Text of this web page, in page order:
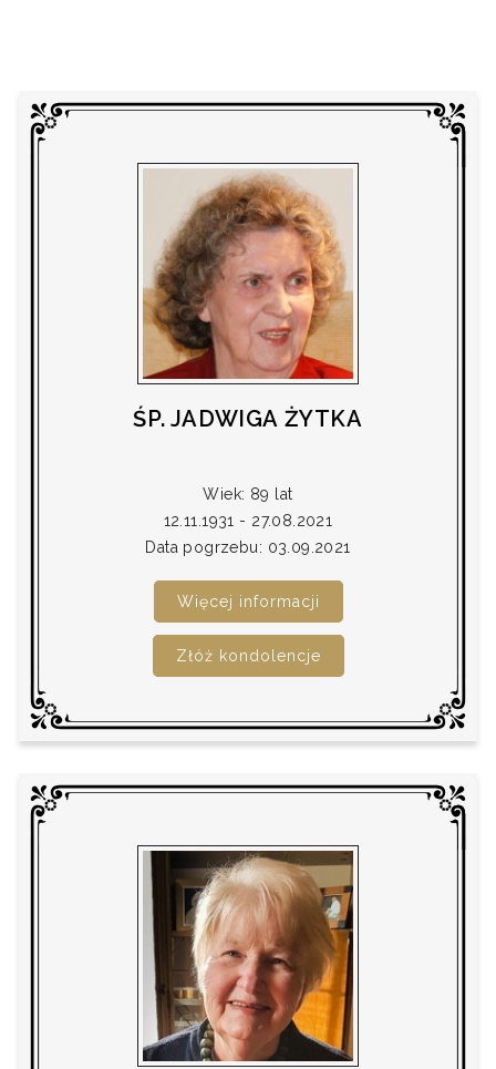
ŚP. JADWIGA ŻYTKA
Wiek: 89 lat
12.11.1931 - 27.08.2021
Data pogrzebu: 03.09.2021
Więcej informacji
Złóż kondolencje